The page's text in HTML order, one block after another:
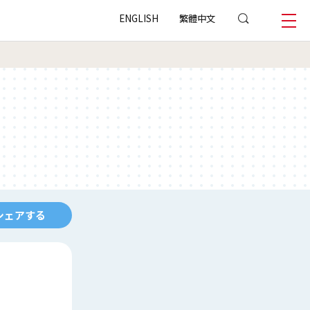
ENGLISH 繁體中文
ェアする